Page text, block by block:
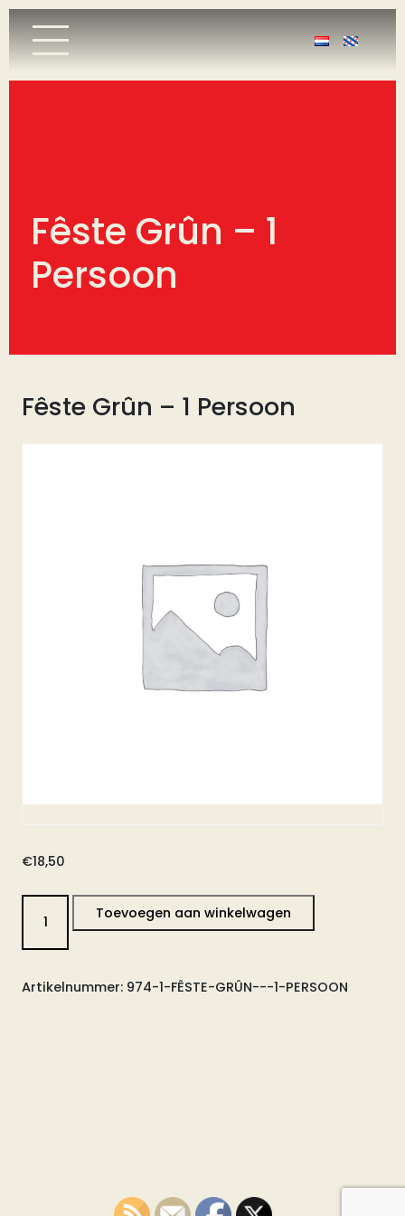
Fêste Grûn – 1
Persoon
Fêste Grûn – 1 Persoon
€18,50
Grûn
-
Persoon
Toevoegen aan winkelwagen
Artikelnummer: 974-1-FÊSTE-GRÛN---1-PERSOON